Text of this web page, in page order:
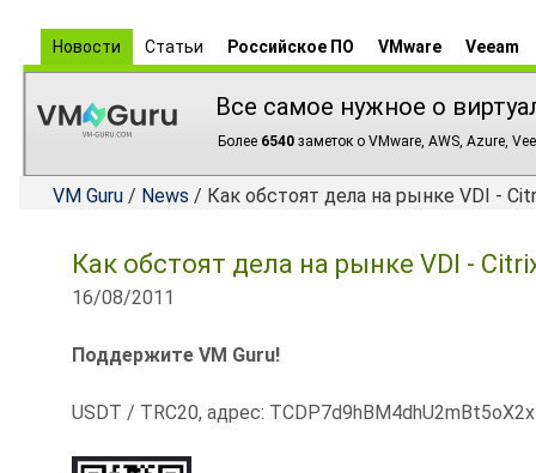
Новости Статьи Российское ПО VMware Veeam
Все самое нужное о
Более 6540 заметок о VMware, AWS, Azure,
VM Guru / News / Как обстоят дела на рынке VDI -
Как обстоят дела на рынке VDI -
16/08/2011
Поддержите VM Guru!
USDT / TRC20, адрес: